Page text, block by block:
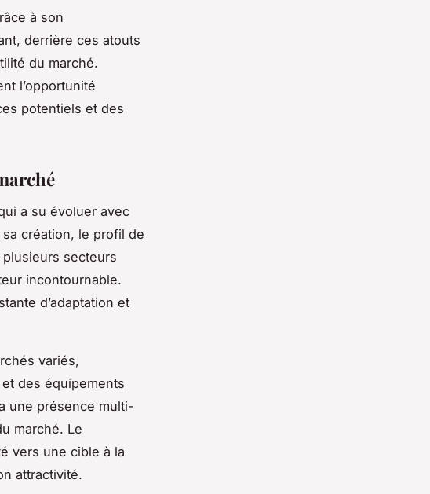
à son
derrière ces atouts
du marché.
l’opportunité
potentiels et des
a su évoluer avec
création, le profil de
plusieurs secteurs
incontournable.
d’adaptation et
variés,
des équipements
une présence multi-
marché. Le
vers une cible à la
attractivité.